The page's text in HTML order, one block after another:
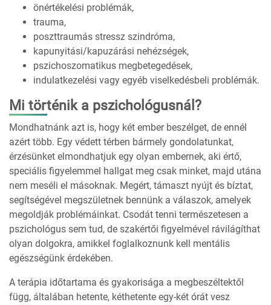
önértékelési problémák,
trauma,
poszttraumás stressz szindróma,
kapunyitási/kapuzárási nehézségek,
pszichoszomatikus megbetegedések,
indulatkezelési vagy egyéb viselkedésbeli problémák.
Mi történik a pszichológusnál?
Mondhatnánk azt is, hogy két ember beszélget, de ennél
azért több. Egy védett térben bármely gondolatunkat,
érzésünket elmondhatjuk egy olyan embernek, aki értő,
speciális figyelemmel hallgat meg csak minket, majd utána
nem meséli el másoknak. Megért, támaszt nyújt és bíztat,
segítségével megszületnek bennünk a válaszok, amelyek
megoldják problémáinkat. Csodát tenni természetesen a
pszichológus sem tud, de szakértői figyelmével rávilágíthat
olyan dolgokra, amikkel foglalkoznunk kell mentális
egészségünk érdekében.
A terápia időtartama és gyakorisága a megbeszéltektől
függ, általában hetente, kéthetente egy-két órát vesz